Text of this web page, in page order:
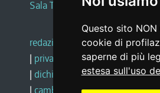
Questo sito
cookie di
saperne di più
estesa sull'uso
Sala Tiziano Tessitori
redazione web |note legali |
| privacy
social media policy
| dichiarazione di accessibilità
| cambio preferenze cookie